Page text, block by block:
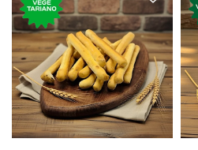
Grisines clásicos
vegetarianos.